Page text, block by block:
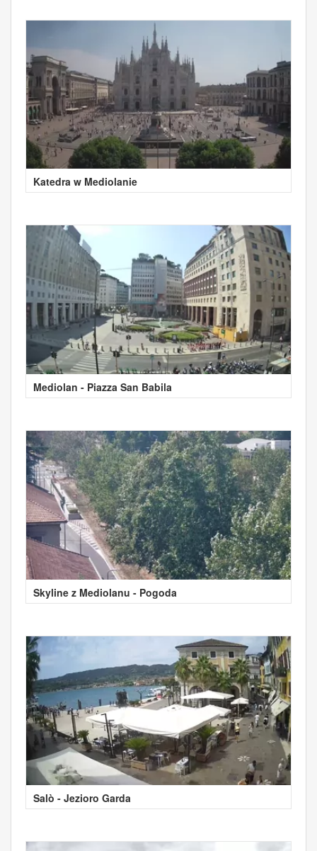
Katedra w Mediolanie
Mediolan - Piazza San Babila
Skyline z Mediolanu - Pogoda
Salò - Jezioro Garda